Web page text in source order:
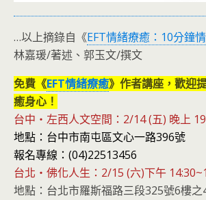
…以上摘錄自《EFT情緒療癒：10分鐘
林嘉瑗/著述、郭玉文/撰文
免費《EFT情緒療癒》作者講座，歡迎
癒身心！
台中‧左西人文空間：2/14 (五) 晚上
地點：台中市南屯區文心一路396號
報名專線：(04)22513456
台北‧ 佛化人生：2/15 (六)下午
地點：台北市羅斯福路三段325號6樓之